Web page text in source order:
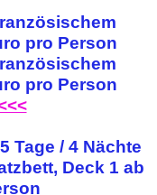
pro Person
pro Person
Tage / 4 Nächte
Deck 1 ab